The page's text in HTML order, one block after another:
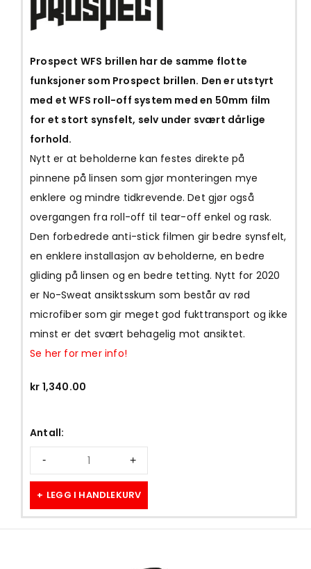
Prospect WFS brillen har de samme flotte
funksjoner som Prospect brillen. Den er utstyrt
med et WFS roll-off system med en 50mm film
for et stort synsfelt, selv under svært dårlige
forhold.
Nytt er at beholderne kan festes direkte på
pinnene på linsen som gjør monteringen mye
enklere og mindre tidkrevende. Det gjør også
overgangen fra roll-off til tear-off enkel og rask.
Den forbedrede anti-stick filmen gir bedre synsfelt,
en enklere installasjon av beholderne, en bedre
gliding på linsen og en bedre tetting. Nytt for 2020
er No-Sweat ansiktsskum som består av rød
microfiber som gir meget god fukttransport og ikke
minst er det svært behagelig mot ansiktet.
Se her for mer info!
kr 1,340.00
Antall:
LEGG I HANDLEKURV